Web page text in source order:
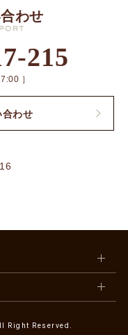
わせ
215
］
合わせ
Right Reserved.